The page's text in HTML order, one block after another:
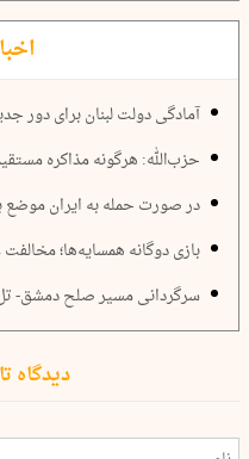
آمادگی دولت لبنان برای دور
حزب‌الله: هرگونه مذاکره
در صورت حمله به ایران
بازی دوگانه همسایه‌‌ها؛
سرگردانی مسیر صلح دمشق-
دیدگاه